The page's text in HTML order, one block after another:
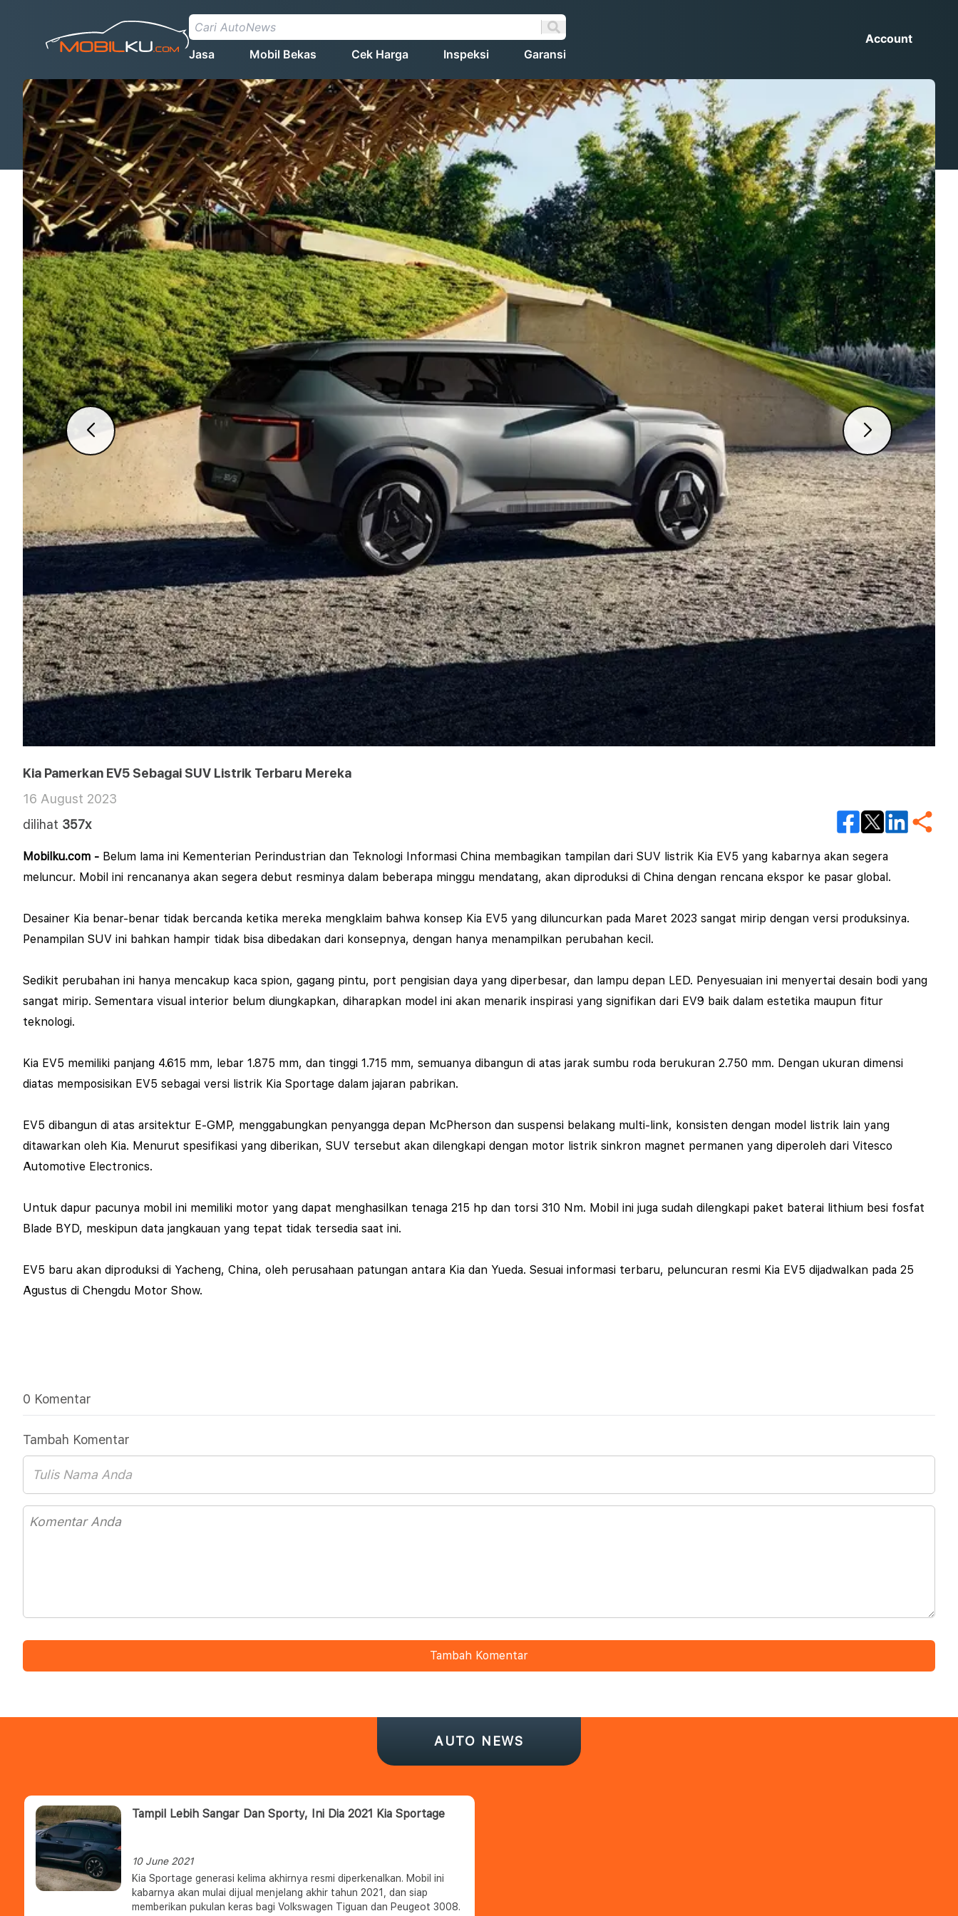
Jasa Mobil Bekas Cek Harga Inspeksi Garansi
Account
Kia Pamerkan EV5 Sebagai SUV Listrik Terbaru Mereka
16 August 2023
dilihat 357x
Mobilku.com - Belum lama ini Kementerian Perindustrian dan Teknologi Informasi China membagikan tampilan dari SUV listrik Kia EV5 yang kabarnya akan segera
meluncur. Mobil ini rencananya akan segera debut resminya dalam beberapa minggu mendatang, akan diproduksi di China dengan rencana ekspor ke pasar global.
Desainer Kia benar-benar tidak bercanda ketika mereka mengklaim bahwa konsep Kia EV5 yang diluncurkan pada Maret 2023 sangat mirip dengan versi produksinya.
Penampilan SUV ini bahkan hampir tidak bisa dibedakan dari konsepnya, dengan hanya menampilkan perubahan kecil.
Sedikit perubahan ini hanya mencakup kaca spion, gagang pintu, port pengisian daya yang diperbesar, dan lampu depan LED. Penyesuaian ini menyertai desain bodi yang
sangat mirip. Sementara visual interior belum diungkapkan, diharapkan model ini akan menarik inspirasi yang signifikan dari EV9 baik dalam estetika maupun fitur
teknologi.
Kia EV5 memiliki panjang 4.615 mm, lebar 1.875 mm, dan tinggi 1.715 mm, semuanya dibangun di atas jarak sumbu roda berukuran 2.750 mm. Dengan ukuran dimensi
diatas memposisikan EV5 sebagai versi listrik Kia Sportage dalam jajaran pabrikan.
EV5 dibangun di atas arsitektur E-GMP, menggabungkan penyangga depan McPherson dan suspensi belakang multi-link, konsisten dengan model listrik lain yang
ditawarkan oleh Kia. Menurut spesifikasi yang diberikan, SUV tersebut akan dilengkapi dengan motor listrik sinkron magnet permanen yang diperoleh dari Vitesco
Automotive Electronics.
Untuk dapur pacunya mobil ini memiliki motor yang dapat menghasilkan tenaga 215 hp dan torsi 310 Nm. Mobil ini juga sudah dilengkapi paket baterai lithium besi fosfat
Blade BYD, meskipun data jangkauan yang tepat tidak tersedia saat ini.
EV5 baru akan diproduksi di Yacheng, China, oleh perusahaan patungan antara Kia dan Yueda. Sesuai informasi terbaru, peluncuran resmi Kia EV5 dijadwalkan pada 25
Agustus di Chengdu Motor Show.
0 Komentar
Tambah Komentar
Tambah Komentar
AUTO NEWS
Tampil Lebih Sangar Dan Sporty, Ini Dia 2021 Kia Sportage
10 June 2021
Kia Sportage generasi kelima akhirnya resmi diperkenalkan. Mobil ini
kabarnya akan mulai dijual menjelang akhir tahun 2021, dan siap
memberikan pukulan keras bagi Volkswagen Tiguan dan Peugeot 3008.